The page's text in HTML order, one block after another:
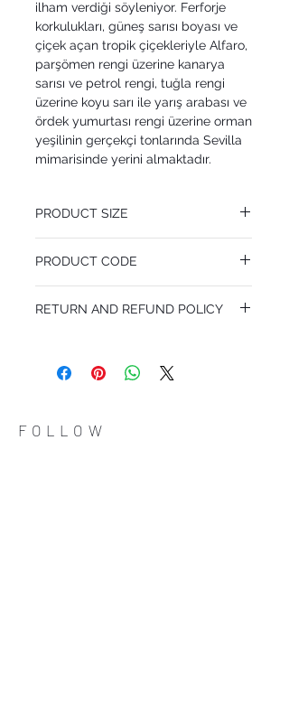
ilham verdiği söyleniyor. Ferforje
korkulukları, güneş sarısı boyası ve
çiçek açan tropik çiçekleriyle Alfaro,
parşömen rengi üzerine kanarya
sarısı ve petrol rengi, tuğla rengi
üzerine koyu sarı ile yarış arabası ve
ördek yumurtası rengi üzerine orman
yeşilinin gerçekçi tonlarında Sevilla
mimarisinde yerini almaktadır.
PRODUCT SIZE
Pattern Repeat 76.2 cm
PRODUCT CODE
RETURN AND REFUND POLICY
do in case they are dissatisfied with their
trust and reassure your customers that
they can buy with confidence.
FOLLOW